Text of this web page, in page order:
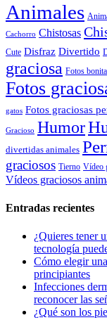
Animales
Cachorro Chistosas
Cute Disfraz Divertido
graciosa Fotos
Fotos
gatos Fotos graciosas
Gracioso Humor
divertidas animales
graciosos Tierno Vídeo
Vídeos graciosos
Entradas recientes
¿Quieres tener
tecnología
Cómo elegir
principiantes
Infecciones
reconocer las
¿Qué son los